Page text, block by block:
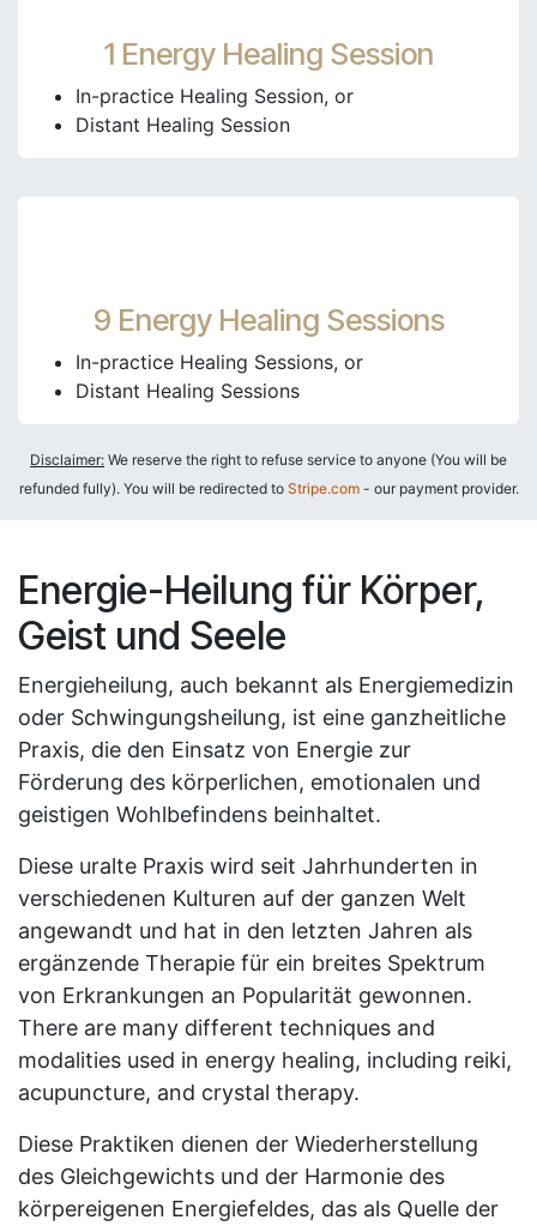
1 Energy Healing Session
In-practice Healing Session, or
Distant Healing Session
9 Energy Healing Sessions
In-practice Healing Sessions, or
Distant Healing Sessions
Disclaimer: We reserve the right to refuse service to anyone (You will be
refunded fully). You will be redirected to Stripe.com- our payment provider.
Energie-Heilung für Körper,
Geist und Seele
Energieheilung, auch bekannt als Energiemedizin
oder Schwingungsheilung, ist eine ganzheitliche
Praxis, die den Einsatz von Energie zur
Förderung des körperlichen, emotionalen und
geistigen Wohlbefindens beinhaltet.
Diese uralte Praxis wird seit Jahrhunderten in
verschiedenen Kulturen auf der ganzen Welt
angewandt und hat in den letzten Jahren als
ergänzende Therapie für ein breites Spektrum
von Erkrankungen an Popularität gewonnen.
There are many different techniques and
modalities used in energy healing, including reiki,
acupuncture, and crystal therapy.
Diese Praktiken dienen der Wiederherstellung
des Gleichgewichts und der Harmonie des
körpereigenen Energiefeldes, das als Quelle der